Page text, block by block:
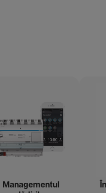
Managementul